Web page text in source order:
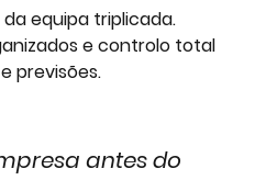
equipa triplicada.
e controlo total
previsões.
antes do